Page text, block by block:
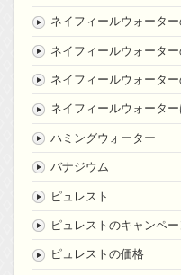
ネイフィールウォーター
ネイフィールウォータ
ネイフィールウォータ
ネイフィールウォータ
ハミングウォーター
バナジウム
ピュレスト
ピュレストのキャンペ
ピュレストの価格